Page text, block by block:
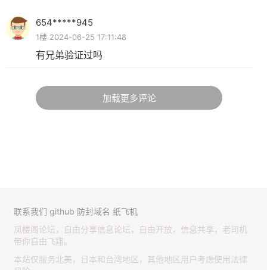
654*****945
1楼 2024-06-25 17:11:48
有兄弟验证过吗
加载更多评论
联系我们 github 防封域名 纸飞机
凤楼阁论坛，自由分享信息论坛，自由开放，信息共享，老司机
带你自由飞翔。
本站仅服务北美，日本和台湾地区，其他地区用户考虑使用法律